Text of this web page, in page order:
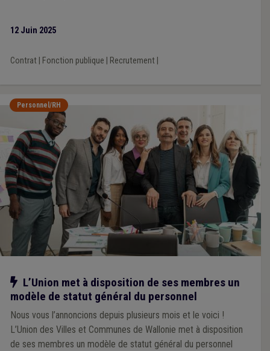
12 Juin 2025
Contrat| Fonction publique Recrutement|
Personnel/RH
Notre action
L’Union met à disposition de ses membres un
modèle de statut général du personnel
Nous vous l’annoncions depuis plusieurs mois et le voici !
L’Union des Villes et Communes de Wallonie met à disposition
de ses membres un modèle de statut général du personnel